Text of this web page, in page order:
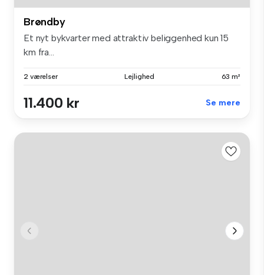
Brøndby
Et nyt bykvarter med attraktiv beliggenhed kun 15
km fra...
2 værelser Lejlighed 63 m²
11.400 kr Se mere